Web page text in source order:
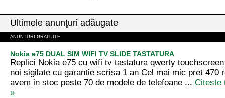
Ultimele anunţuri adăugate
ANUNTURI GRATUITE
Nokia e75 DUAL SIM WIFI TV SLIDE TASTATURA
Replici Nokia e75 cu wifi tv tastatura qwerty
noi sigilate cu garantie scrisa 1 an Cel mai mic pret 470
avem in stoc peste 70 de modele de telefoane ... Citeste
»